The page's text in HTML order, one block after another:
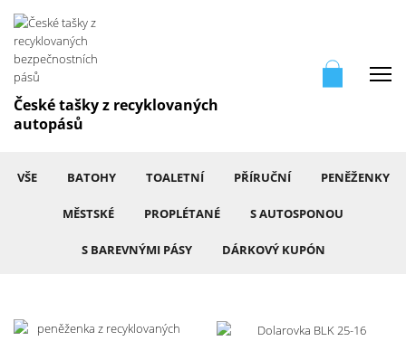
České tašky z recyklovaných
autopásů
VŠE BATOHY TOALETNÍ PŘÍRUČNÍ PENĚŽENKY
MĚSTSKÉ PROPLÉTANÉ S AUTOSPONOU
S BAREVNÝMI PÁSY DÁRKOVÝ KUPÓN